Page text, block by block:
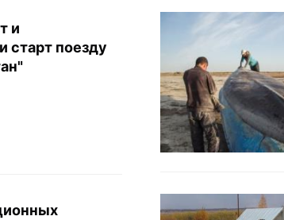
и
старт поезду